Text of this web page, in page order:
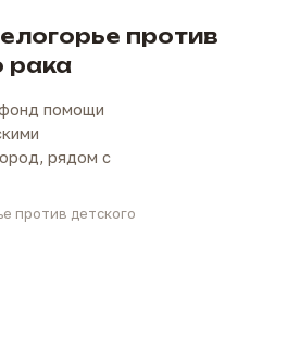
против
рака
помощи
рядом с
против детского